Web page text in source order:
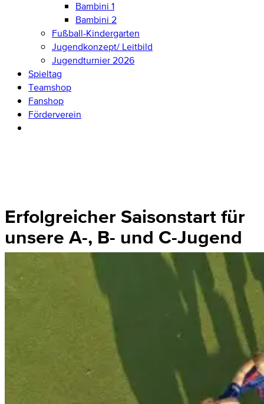
Bambini 1
Bambini 2
Fußball-Kindergarten
Jugendkonzept/ Leitbild
Jugendturnier 2026
Spieltag
Teamshop
Fanshop
Förderverein
Erfolgreicher Saisonstart für
unsere A-, B- und C-Jugend